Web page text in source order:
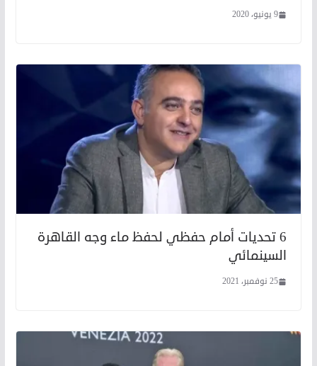
9 يونيو، 2020
6 تحديات أمام حفظي لحفظ ماء وجه القاهرة
السينمائي
25 نوفمبر، 2021